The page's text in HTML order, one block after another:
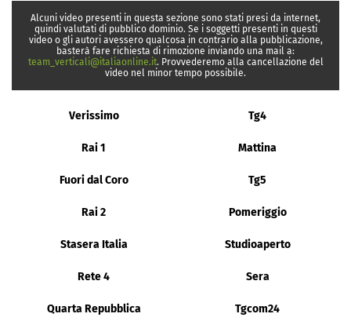
Alcuni video presenti in questa sezione sono stati presi da internet,
quindi valutati di pubblico dominio. Se i soggetti presenti in questi
video o gli autori avessero qualcosa in contrario alla pubblicazione,
basterà fare richiesta di rimozione inviando una mail a:
team_verticali@italiaonline.it. Provvederemo alla cancellazione del
video nel minor tempo possibile.
Verissimo Tg4
Rai 1 Mattina
Fuori dal Coro Tg5
Rai 2 Pomeriggio
Stasera Italia Studioaperto
Rete 4 Sera
Quarta Repubblica Tgcom24